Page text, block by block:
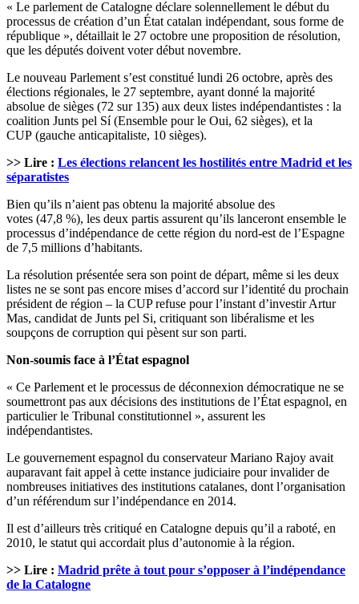
« Le parlement de Catalogne déclare solennellement le début du
processus de création d’un État catalan indépendant, sous forme de
république », détaillait le 27 octobre une proposition de résolution,
que les députés doivent voter début novembre.
Le nouveau Parlement s’est constitué lundi 26 octobre, après des
élections régionales, le 27 septembre, ayant donné la majorité
absolue de sièges (72 sur 135) aux deux listes indépendantistes : la
coalition Junts pel Sí (Ensemble pour le Oui, 62 sièges), et la
CUP (gauche anticapitaliste, 10 sièges).
>> Lire : Les élections relancent les hostilités entre Madrid et les
séparatistes
Bien qu’ils n’aient pas obtenu la majorité absolue des
votes (47,8 %), les deux partis assurent qu’ils lanceront ensemble le
processus d’indépendance de cette région du nord-est de l’Espagne
de 7,5 millions d’habitants.
La résolution présentée sera son point de départ, même si les deux
listes ne se sont pas encore mises d’accord sur l’identité du prochain
président de région – la CUP refuse pour l’instant d’investir Artur
Mas, candidat de Junts pel Si, critiquant son libéralisme et les
soupçons de corruption qui pèsent sur son parti.
Non-soumis face à l’État espagnol
« Ce Parlement et le processus de déconnexion démocratique ne se
soumettront pas aux décisions des institutions de l’État espagnol, en
particulier le Tribunal constitutionnel », assurent les
indépendantistes.
Le gouvernement espagnol du conservateur Mariano Rajoy avait
auparavant fait appel à cette instance judiciaire pour invalider de
nombreuses initiatives des institutions catalanes, dont l’organisation
d’un référendum sur l’indépendance en 2014.
Il est d’ailleurs très critiqué en Catalogne depuis qu’il a raboté, en
2010, le statut qui accordait plus d’autonomie à la région.
>> Lire : Madrid prête à tout pour s’opposer à l’indépendance
de la Catalogne